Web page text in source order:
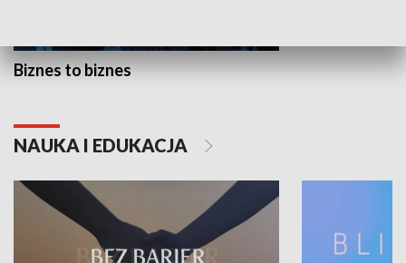
Biznes to biznes
NAUKA I EDUKACJA